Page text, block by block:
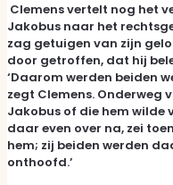
Clemens vertelt nog het
Jakobus naar het
zag getuigen van zijn
door getroffen, dat hij
‘Daarom werden beiden
zegt Clemens. Onderweg
Jakobus of die hem wilde
daar even over na, zei
hem; zij beiden werden
onthoofd.’